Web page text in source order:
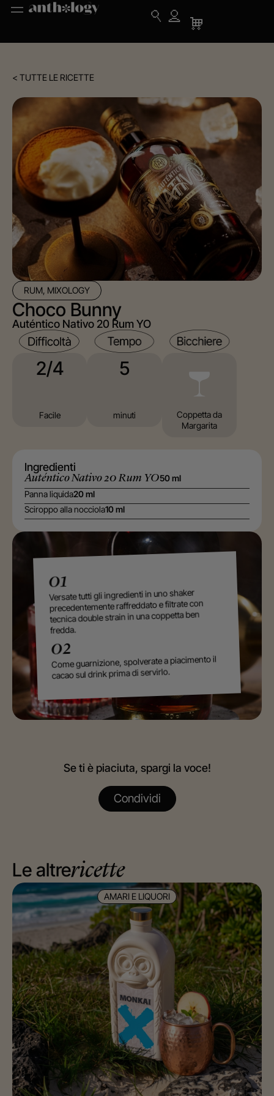
< TUTTE LE RICETTE
RUM, MIXOLOGY
Choco Bunny
Auténtico Nativo 20 Rum YO
2/4
Facile
5
minuti
⁠Coppetta da
Margarita
Ingredienti
Auténtico Nativo 20 Rum YO50 ml
Panna liquida20 ml
Sciroppo alla nocciola10 ml
01
Versate tutti gli ingredienti in uno shaker
precedentemente raffreddato e filtrate con
tecnica double strain in una coppetta ben
fredda.
02
Come guarnizione, spolverate a piacimento il
cacao sul drink prima di servirlo.
Se ti è piaciuta, spargi la voce!
Condividi
Le altrericette
AMARI E LIQUORI